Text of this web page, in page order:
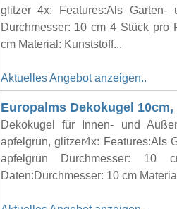
glitzer 4x: Features:Als Garten-
Durchmesser: 10 cm 4 Stück pro
cm Material: Kunststoff...
Aktuelles Angebot anzeigen..
Europalms Dekokugel
Dekokugel für Innen- und
apfelgrün, glitzer4x: Features:Als
apfelgrün Durchmesser: 10
Daten:Durchmesser: 10 cm